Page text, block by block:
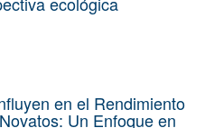
en el Rendimiento
Un Enfoque en